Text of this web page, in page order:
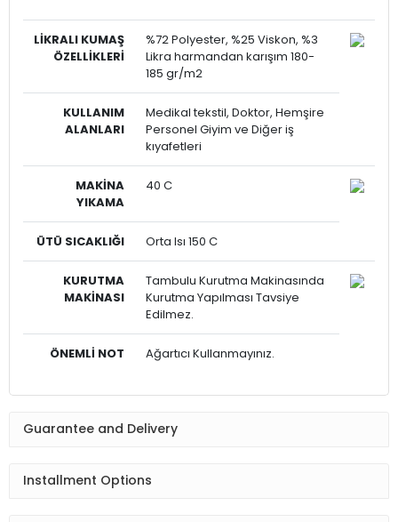
LİKRALI KUMAŞ
ÖZELLİKLERİ
%72 Polyester, %25 Viskon, %3
Likra harmandan karışım 180-
185 gr/m2
KULLANIM
ALANLARI
Medikal tekstil, Doktor, Hemşire
Personel Giyim ve Diğer iş
kıyafetleri
MAKİNA
YIKAMA
40 C
ÜTÜ SICAKLIĞI Orta Isı 150 C
KURUTMA
MAKİNASI
Tambulu Kurutma Makinasında
Kurutma Yapılması Tavsiye
Edilmez.
ÖNEMLİ NOT Ağartıcı Kullanmayınız.
Guarantee and Delivery
Installment Options